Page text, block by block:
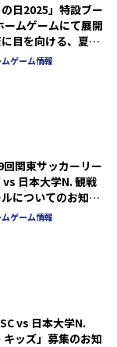
の日2025」特設ブー
ームゲームにて展開
目を向ける、夏の
ゲーム情報
関東サッカーリー
日本大学N. 観戦
についてのお知ら
ゲーム情報
vs 日本大学N.
キッズ」募集のお知